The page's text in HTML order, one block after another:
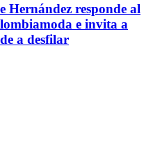
Hernández responde al
e invita a
a desfilar